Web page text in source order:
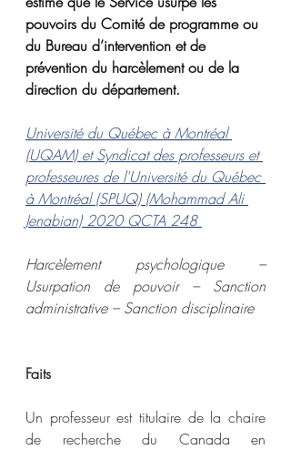
pouvoirs du Comité de programme ou
du Bureau d’intervention et de
prévention du harcèlement ou de la
direction du département.
Université du Québec à Montréal
(UQAM) et Syndicat des professeurs et
professeures de l'Université du Québec
à Montréal (SPUQ) (Mohammad Ali
Jenabian) 2020 QCTA 248
Harcèlement psychologique –
Usurpation de pouvoir – Sanction
administrative – Sanction disciplinaire
Faits
Un professeur est titulaire de la chaire
de recherche du Canada en